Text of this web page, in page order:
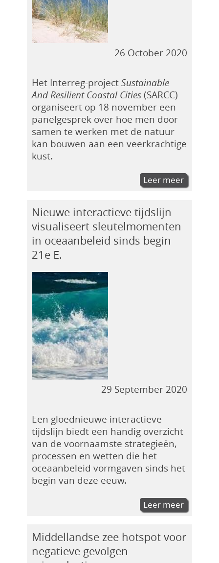
26 October 2020
Het Interreg-project Sustainable
And Resilient Coastal Cities (SARCC)
organiseert op 18 november een
panelgesprek over hoe men door
samen te werken met de natuur
kan bouwen aan een veerkrachtige
kust.
Leer meer
Nieuwe interactieve tijdslijn
visualiseert sleutelmomenten
in oceaanbeleid sinds begin
21e E.
29 September 2020
Een gloednieuwe interactieve
tijdslijn biedt een handig overzicht
van de voornaamste strategieën,
processen en wetten die het
oceaanbeleid vormgaven sinds het
begin van deze eeuw.
Leer meer
Middellandse zee hotspot voor
negatieve gevolgen